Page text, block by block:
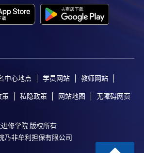
中心地点 学员网站 教师网站
策 私隐政策 网站地图 无障碍网页
修学院 版权所有
乃非牟利担保有限公司